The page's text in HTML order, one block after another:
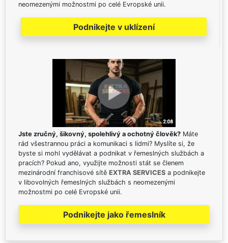
neomezenými možnostmi po celé Evropské unii.
Podnikejte v uklízení
Jste zručný, šikovný, spolehlivý a ochotný člověk? Máte
rád všestrannou práci a komunikaci s lidmi? Myslíte si, že
byste si mohl vydělávat a podnikat v řemeslných službách a
pracích? Pokud ano, využijte možnosti stát se členem
mezinárodní franchisové sítě EXTRA SERVICES a podnikejte
v libovolných řemeslných službách s neomezenými
možnostmi po celé Evropské unii.
Podnikejte jako řemeslník